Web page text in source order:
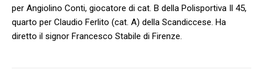
per Angiolino Conti, giocatore di cat. B della Polisportiva Il 45,
quarto per Claudio Ferlito (cat. A) della Scandiccese. Ha
diretto il signor Francesco Stabile di Firenze.